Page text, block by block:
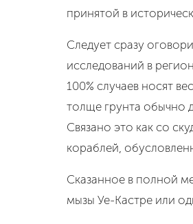
принятой в
Следует сразу
исследований в
100% случаев носят
толще грунта обычно
Связано это как со
кораблей,
Сказанное в полной
мызы Уе-Кастре или